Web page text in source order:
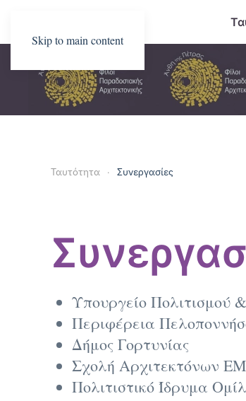
Skip to main content
Ταυτότητα Συνεργασίες
Υπουργείο Πολιτισμού
Περιφέρεια
Δήμος Γορτυνίας
Σχολή Αρχιτεκτόνων
Πολιτιστικό Ίδρυμα